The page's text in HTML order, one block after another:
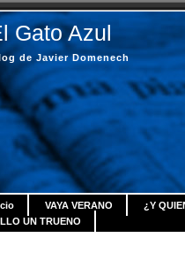
Gato Azul
de Javier Domenech
VAYA VERANO
¿Y
UN TRUENO